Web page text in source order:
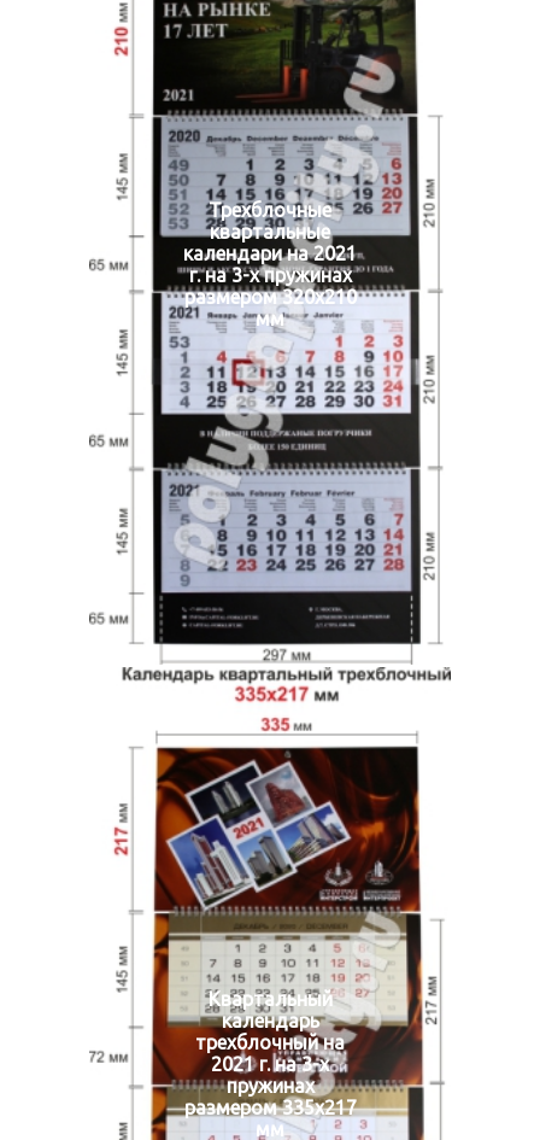
Трехблочные
квартальные
календари на 2021
г. на 3-х пружинах
размером 320х210
мм
Квартальный
календарь
трехблочный на
2021 г. на 3-х
пружинах
размером 335х217
мм